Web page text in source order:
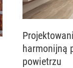
harmonijną
powietrzu